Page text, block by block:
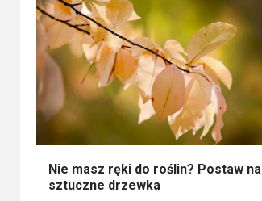
Nie masz ręki do roślin? Postaw na
sztuczne drzewka